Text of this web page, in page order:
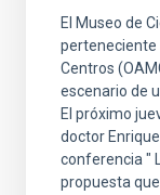
El Museo de
perteneciente
Centros
escenario de
El próximo
doctor
conferencia "
propuesta